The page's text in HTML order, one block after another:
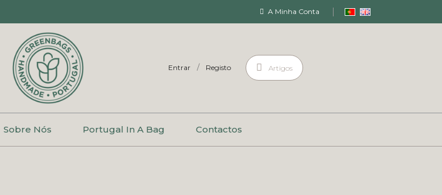
A Minha Conta
Entrar / Registo Artigos
Sobre Nós Portugal In A Bag Contactos